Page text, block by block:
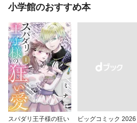
小学館のおすすめ本
スパダリ王子様の狂い
ビッグコミック 2026